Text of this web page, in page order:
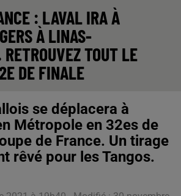
: LAVAL IRA À
À LINAS-
TOUT LE
DE FINALE
se déplacera à
Métropole en 32es de
de France. Un tirage
rêvé pour les Tangos.